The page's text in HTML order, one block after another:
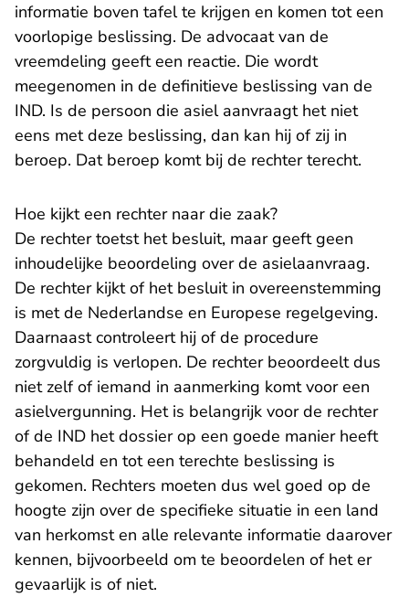
informatie boven tafel te krijgen en komen tot een
voorlopige beslissing. De advocaat van de
vreemdeling geeft een reactie. Die wordt
meegenomen in de definitieve beslissing van de
IND. Is de persoon die asiel aanvraagt het niet
eens met deze beslissing, dan kan hij of zij in
beroep. Dat beroep komt bij de rechter terecht.
Hoe kijkt een rechter naar die zaak?
De rechter toetst het besluit, maar geeft geen
inhoudelijke beoordeling over de asielaanvraag.
De rechter kijkt of het besluit in overeenstemming
is met de Nederlandse en Europese regelgeving.
Daarnaast controleert hij of de procedure
zorgvuldig is verlopen. De rechter beoordeelt dus
niet zelf of iemand in aanmerking komt voor een
asielvergunning. Het is belangrijk voor de rechter
of de IND het dossier op een goede manier heeft
behandeld en tot een terechte beslissing is
gekomen. Rechters moeten dus wel goed op de
hoogte zijn over de specifieke situatie in een land
van herkomst en alle relevante informatie daarover
kennen, bijvoorbeeld om te beoordelen of het er
gevaarlijk is of niet.